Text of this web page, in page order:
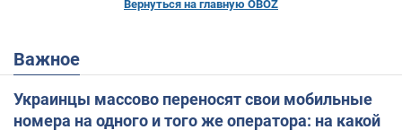
Вернуться на главную OBOZ
Важное
Украинцы массово переносят свои мобильные
номера на одного и того же оператора: на какой